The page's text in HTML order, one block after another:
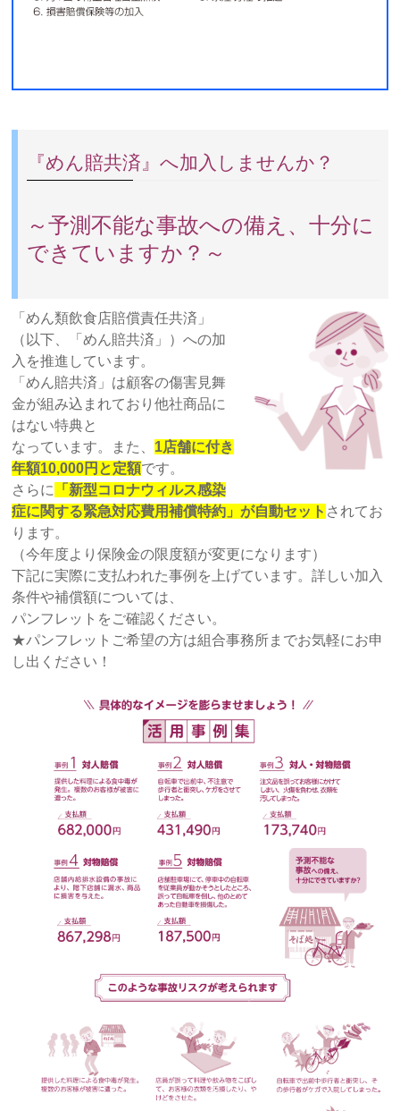
『めん賠共済』へ加入しませんか？
～予測不能な事故への備え、十分に
できていますか？～
「めん類飲食店賠償責任共済」
（以下、「めん賠共済」）への加
入を推進しています。
「めん賠共済」は顧客の傷害見舞
金が組み込まれており他社商品に
はない特典と
なっています。また、 1店舗に付き
年額10,000円と定額です。
さらに
「新型コロナウィルス感染
症に関する緊急対応費用補償特約」が自動セット されてお
ります。
（今年度より保険金の限度額が変更になります）
下記に実際に支払われた事例を上げています。詳しい加入
条件や補償額については、
パンフレットをご確認ください。
★パンフレットご希望の方は組合事務所までお気軽にお申
し出ください！